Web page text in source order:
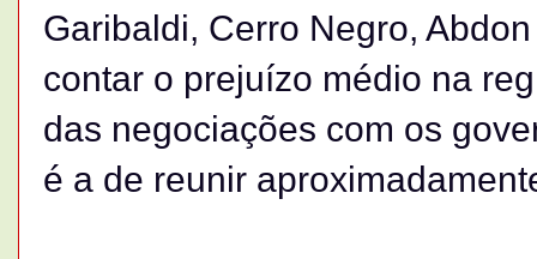
Garibaldi, Cerro Negro,
contar o prejuízo médio na
das negociações com os
é a de reunir